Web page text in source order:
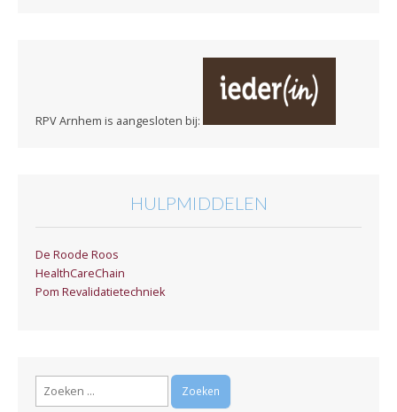
RPV Arnhem is aangesloten bij:
HULPMIDDELEN
De Roode Roos
HealthCareChain
Pom Revalidatietechniek
Zoeken